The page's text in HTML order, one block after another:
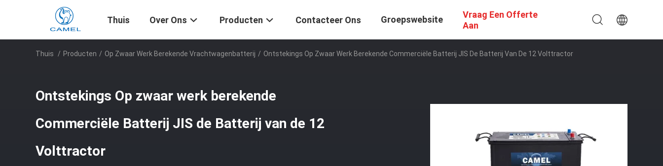
Thuis Over Ons Producten Contacteer Ons Groepswebsite
Vraag Een Offerte
Aan
Thuis / Producten / Op Zwaar Werk Berekende Vrachtwagenbatterij / Ontstekings Op Zwaar Werk Berekende Commerciële Batterij JIS De Batterij Van De 12 Volttractor
Ontstekings Op zwaar werk berekende
Commerciële Batterij JIS de Batterij van de 12
Volttractor